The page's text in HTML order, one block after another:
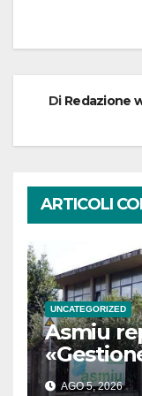
Di Redazione
ARTICOLI
UNCATEGORIZED
Asmiu
dovute
AGO 5, 2026